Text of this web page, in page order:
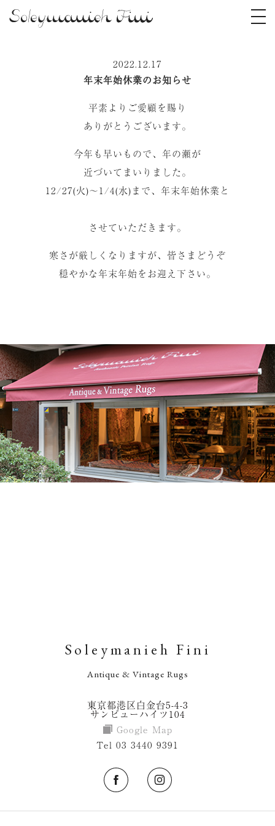
2022.12.17
年末年始休業のお知らせ
平素よりご愛顧を賜り
ありがとうございます。
今年も早いもので、年の瀬が
近づいてまいりました。
12/27(火)〜1/4(水)まで、年末年始休業と
させていただきます。
寒さが厳しくなりますが、皆さまどうぞ
穏やかな年末年始をお迎え下さい。
Soleymanieh Fini
Antique & Vintage Rugs
東京都港区白金台5-4-3
サンビューハイツ104
Google Map
Tel 03 3440 9391